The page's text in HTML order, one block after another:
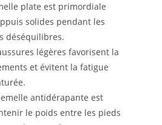
plate est primordiale
solides pendant les
déséquilibres.
légères favorisent la
et évitent la fatigue
antidérapante est
le poids entre les pieds